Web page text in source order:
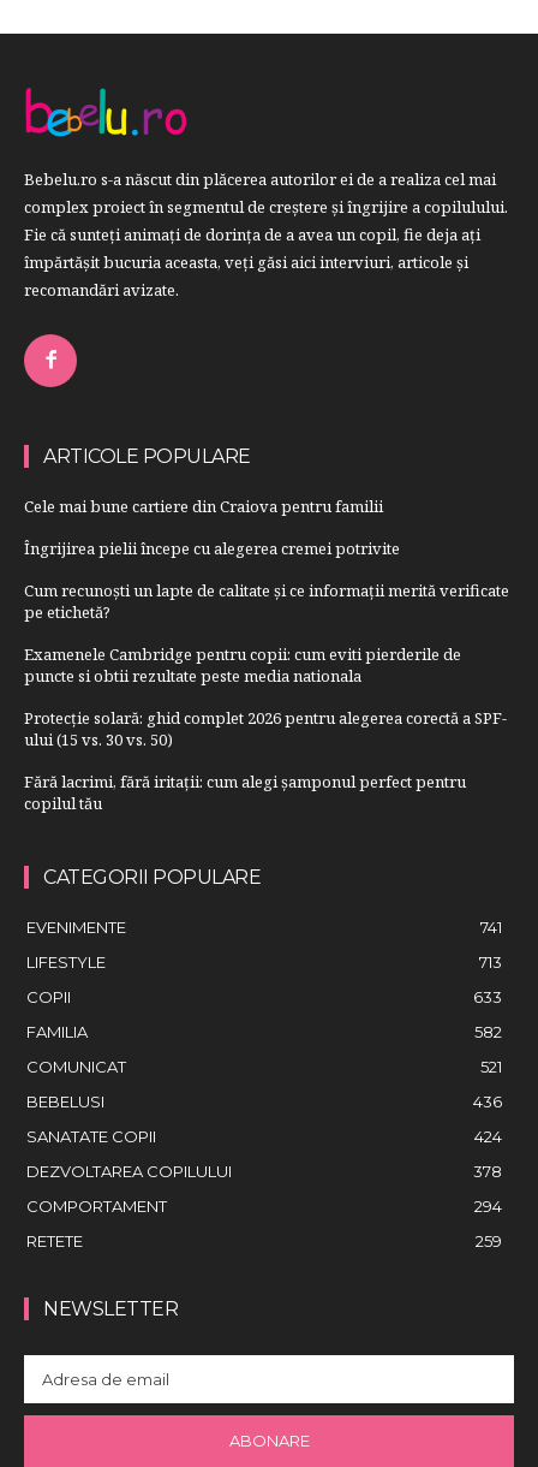
Bebelu.ro s-a născut din plăcerea autorilor ei de a realiza cel mai
complex proiect în segmentul de creştere şi îngrijire a copilulului.
Fie că sunteţi animaţi de dorinţa de a avea un copil, fie deja aţi
împărtăşit bucuria aceasta, veți găsi aici interviuri, articole şi
recomandări avizate.
ARTICOLE POPULARE
Cele mai bune cartiere din Craiova pentru familii
Îngrijirea pielii începe cu alegerea cremei potrivite
Cum recunoști un lapte de calitate și ce informații merită verificate
pe etichetă?
Examenele Cambridge pentru copii: cum eviti pierderile de
puncte si obtii rezultate peste media nationala
Protecție solară: ghid complet 2026 pentru alegerea corectă a SPF-
ului (15 vs. 30 vs. 50)
Fără lacrimi, fără iritații: cum alegi șamponul perfect pentru
copilul tău
CATEGORII POPULARE
EVENIMENTE
741
LIFESTYLE
713
COPII
633
FAMILIA
582
COMUNICAT
521
BEBELUSI
436
SANATATE COPII
424
DEZVOLTAREA COPILULUI
378
COMPORTAMENT
294
RETETE
259
NEWSLETTER
ABONARE